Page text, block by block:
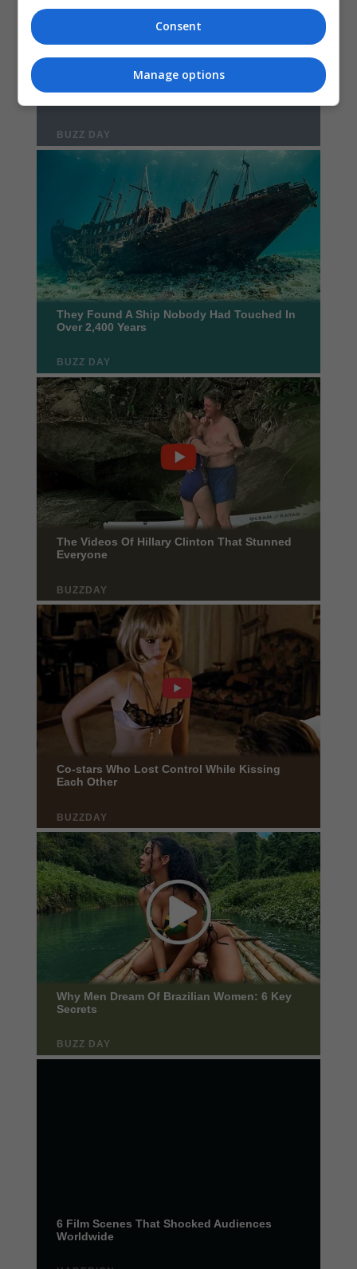
Consent
Manage options